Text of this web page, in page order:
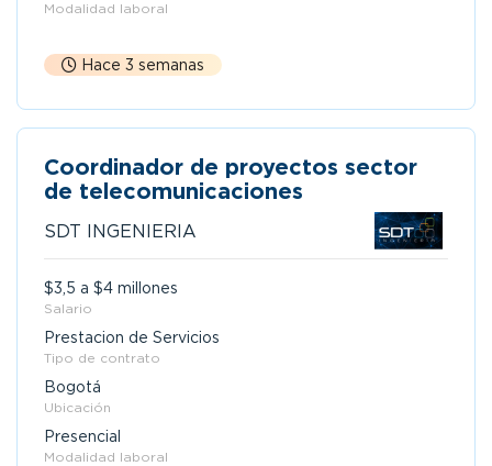
Modalidad laboral
Hace 3 semanas
Coordinador de proyectos sector
de telecomunicaciones
SDT INGENIERIA
$3,5 a $4 millones
Salario
Prestacion de Servicios
Tipo de contrato
Bogotá
Ubicación
Presencial
Modalidad laboral